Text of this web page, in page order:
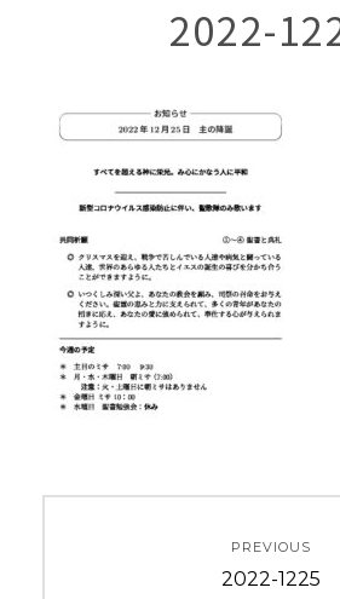
2022-
PREVIOUS
Previous
2022-1225